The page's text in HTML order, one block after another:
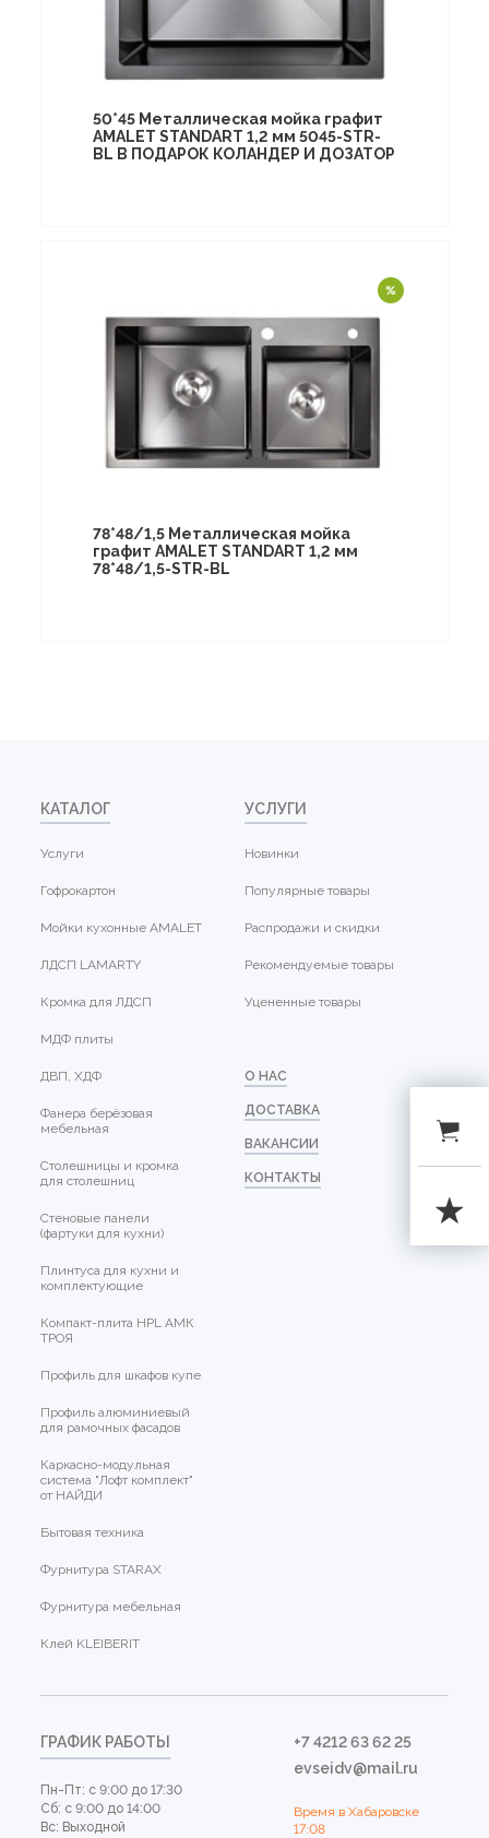
50*45 Металлическая мойка графит
AMALET STANDART 1,2 мм 5045-STR-
BL В ПОДАРОК КОЛАНДЕР И ДОЗАТОР
78*48/1,5 Металлическая мойка
графит AMALET STANDART 1,2 мм
78*48/1,5-STR-BL
КАТАЛОГ
Услуги
Гофрокартон
Мойки кухонные AMALET
ЛДСП LAMARTY
Кромка для ЛДСП
МДФ плиты
ДВП, ХДФ
Фанера берёзовая
мебельная
Столешницы и кромка
для столешниц
Стеновые панели
(фартуки для кухни)
Плинтуса для кухни и
комплектующие
Компакт-плита HPL АМК
ТРОЯ
Профиль для шкафов купе
Профиль алюминиевый
для рамочных фасадов
Каркасно-модульная
система "Лофт комплект"
от НАЙДИ
Бытовая техника
Фурнитура STARAX
Фурнитура мебельная
Клей KLEIBERIT
УСЛУГИ
Новинки
Популярные товары
Распродажи и скидки
Рекомендуемые товары
Уцененные товары
О НАС
ДОСТАВКА
ВАКАНСИИ
КОНТАКТЫ
ГРАФИК РАБОТЫ
Пн-Пт: с 9:00 до 17:30
Сб: с 9:00 до 14:00
Вс: Выходной
+7 4212 63 62 25
evseidv@mail.ru
Время в Хабаровске
17:08